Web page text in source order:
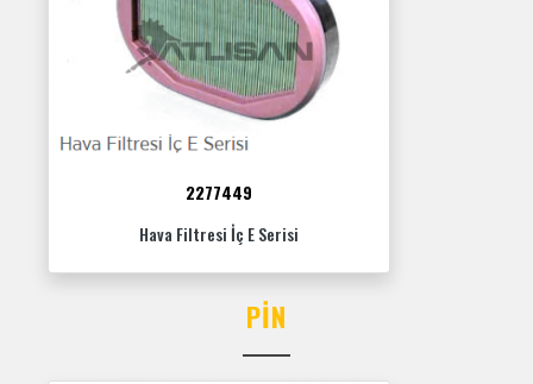
2277449
Hava Filtresi İç E Serisi
PIN